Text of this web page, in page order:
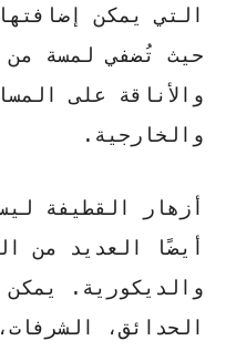
التي يمكن
حيث تُضفي لمسة من
والأناقة على
والخارجية.
أزهار القطيفة
أيضًا العديد من
والديكورية.
الحدائق،